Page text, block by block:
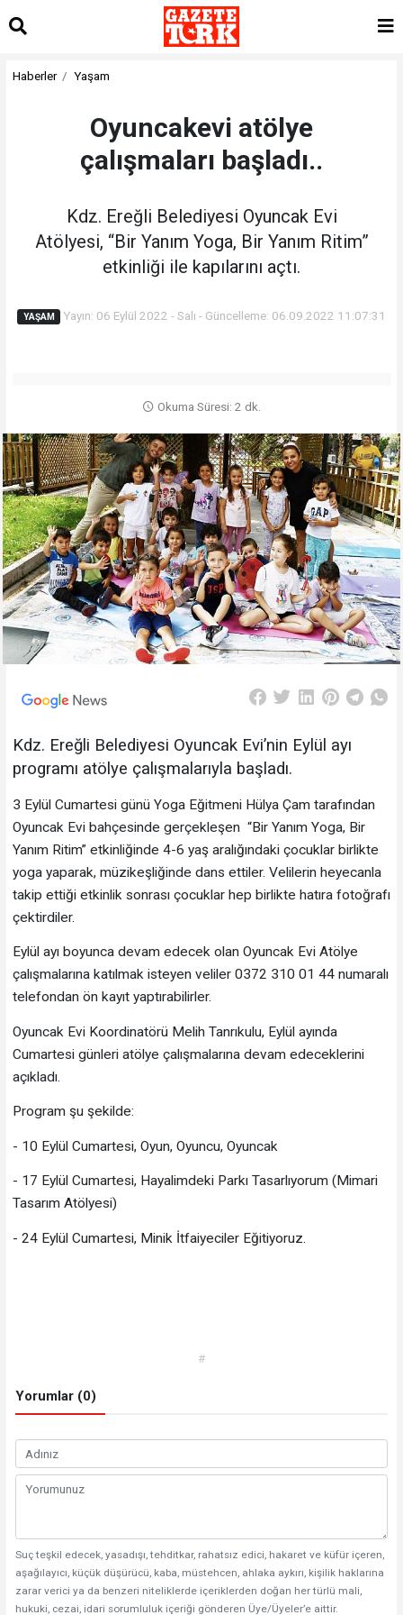
Haberler Yaşam
Oyuncakevi atölye
çalışmaları başladı..
Kdz. Ereğli Belediyesi Oyuncak Evi
Atölyesi, “Bir Yanım Yoga, Bir Yanım Ritim”
etkinliği ile kapılarını açtı.
YAŞAM Yayın: 06 Eylül 2022 - Salı - Güncelleme: 06.09.2022 11:07:31
Okuma Süresi: 2 dk.
Kdz. Ereğli Belediyesi Oyuncak Evi’nin Eylül ayı
programı atölye çalışmalarıyla başladı.
3 Eylül Cumartesi günü Yoga Eğitmeni Hülya Çam tarafından
Oyuncak Evi bahçesinde gerçekleşen “Bir Yanım Yoga, Bir
Yanım Ritim” etkinliğinde 4-6 yaş aralığındaki çocuklar birlikte
yoga yaparak, müzikeşliğinde dans ettiler. Velilerin heyecanla
takip ettiği etkinlik sonrası çocuklar hep birlikte hatıra fotoğrafı
çektirdiler.
Eylül ayı boyunca devam edecek olan Oyuncak Evi Atölye
çalışmalarına katılmak isteyen veliler 0372 310 01 44 numaralı
telefondan ön kayıt yaptırabilirler.
Oyuncak Evi Koordinatörü Melih Tanrıkulu, Eylül ayında
Cumartesi günleri atölye çalışmalarına devam edeceklerini
açıkladı.
Program şu şekilde:
- 10 Eylül Cumartesi, Oyun, Oyuncu, Oyuncak
- 17 Eylül Cumartesi, Hayalimdeki Parkı Tasarlıyorum (Mimari
Tasarım Atölyesi)
- 24 Eylül Cumartesi, Minik İtfaiyeciler Eğitiyoruz.
#
Yorumlar (0)
Suç teşkil edecek, yasadışı, tehditkar, rahatsız edici, hakaret ve küfür içeren,
aşağılayıcı, küçük düşürücü, kaba, müstehcen, ahlaka aykırı, kişilik haklarına
zarar verici ya da benzeri niteliklerde içeriklerden doğan her türlü mali,
hukuki, cezai, idari sorumluluk içeriği gönderen Üye/Üyeler’e aittir.